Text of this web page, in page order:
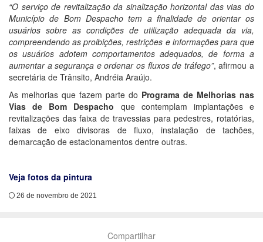
“O serviço de revitalização da sinalização horizontal das vias do
Município de Bom Despacho tem a finalidade de orientar os
usuários sobre as condições de utilização adequada da via,
compreendendo as proibições, restrições e informações para que
os usuários adotem comportamentos adequados, de forma a
aumentar a segurança e ordenar os fluxos de tráfego”, afirmou a
secretária de Trânsito, Andréia Araújo.
As melhorias que fazem parte do Programa de Melhorias nas
Vias de Bom Despacho que contemplam implantações e
revitalizações das faixa de travessias para pedestres, rotatórias,
faixas de eixo divisoras de fluxo, instalação de tachões,
demarcação de estacionamentos dentre outras.
Veja fotos da pintura
26 de novembro de 2021
Compartilhar